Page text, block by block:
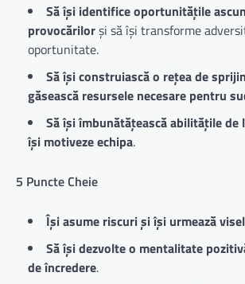
Să își identifice oportunitățile
provocărilorși să își transforme
oportunitate.
Să își construiască o rețea de
găsească resursele necesare pentru
Să își îmbunătățească abilitățile de
își motiveze echipa.
5 Puncte Cheie
Își asume riscuri și își urmează
Să își dezvolte o mentalitate
de încredere.